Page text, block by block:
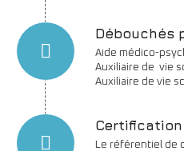
Débouchés
Aide médico-
Auxiliaire de vie
Auxiliaire de vie
Certification
Le référentiel de